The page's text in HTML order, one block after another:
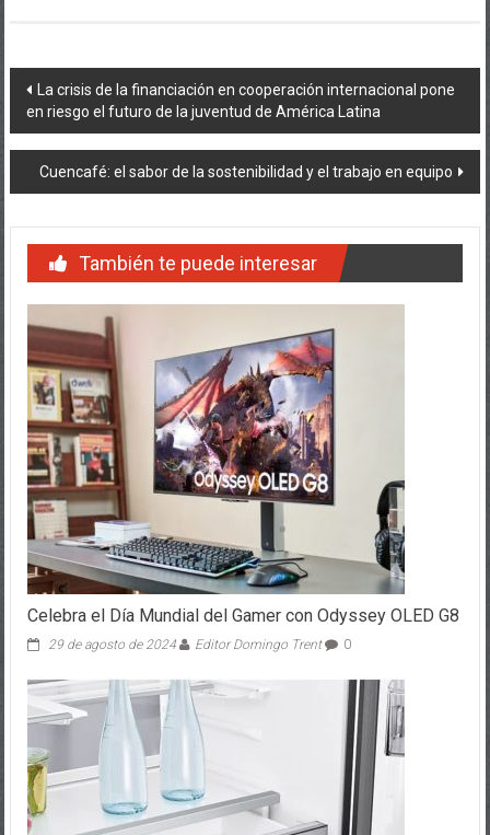
Navegación
de
entradas
La crisis de la financiación en cooperación internacional pone
en riesgo el futuro de la juventud de América Latina
Cuencafé: el sabor de la sostenibilidad y el trabajo en equipo
También te puede interesar
Celebra el Día Mundial del Gamer con Odyssey OLED G8
29 de agosto de 2024 Editor Domingo Trent 0